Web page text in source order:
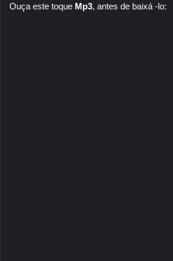
Ouça este toque Mp3, antes de baixá -lo: